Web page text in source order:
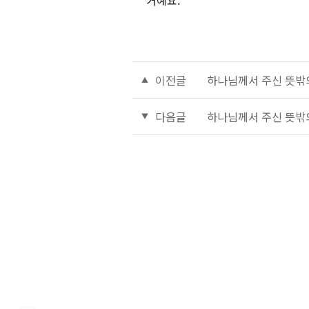
이전글 하나님께서 주신 뜻밖
다음글 하나님께서 주신 뜻밖